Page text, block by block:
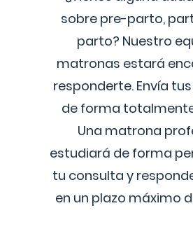
sobre pre-parto,
parto? Nuestro
matronas estará
responderte. Envía
de forma
Una matrona
estudiará de forma
tu consulta y
en un plazo máximo